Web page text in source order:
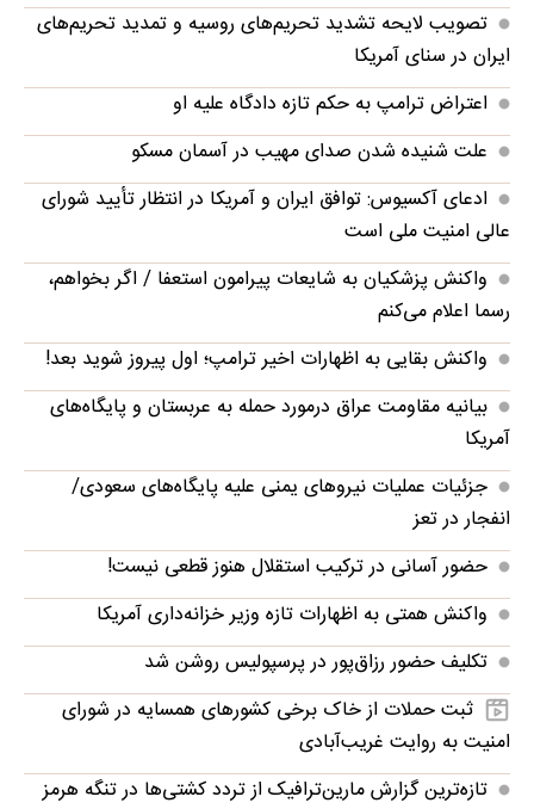
تصویب لایحه تشدید تحریم‌های روسیه و تمدید تحریم‌های
ایران در سنای آمریکا
اعتراض ترامپ به حکم تازه دادگاه علیه او
علت شنیده شدن صدای مهیب در آسمان مسکو
ادعای آکسیوس: توافق ایران و آمریکا در انتظار تأیید شورای
عالی امنیت ملی است
واکنش پزشکیان به شایعات پیرامون استعفا / اگر بخواهم،
رسما اعلام می‌کنم
واکنش بقایی به اظهارات اخیر ترامپ؛ اول پیروز شوید بعد!
بیانیه مقاومت عراق درمورد حمله به عربستان و پایگاه‌های
آمریکا
جزئیات عملیات نیروهای یمنی علیه پایگاه‌های سعودی/
انفجار در تعز
حضور آسانی در ترکیب استقلال هنوز قطعی نیست!
واکنش همتی به اظهارات تازه وزیر خزانه‌داری آمریکا
تکلیف حضور رزاق‌پور در پرسپولیس روشن شد
ثبت حملات از خاک برخی کشورهای همسایه در شورای
امنیت به روایت غریب‌آبادی
تازه‌ترین گزارش مارین‌ترافیک از تردد کشتی‌ها در تنگه هرمز